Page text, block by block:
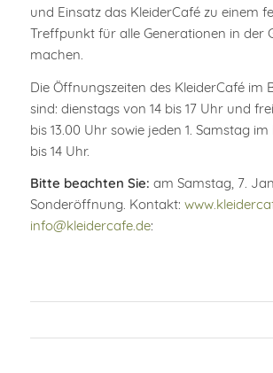
und Einsatz das KleiderCafé zu einem
Treffpunkt für alle Generationen in der
machen.
Die Öffnungszeiten des KleiderCafé im
sind: dienstags von 14 bis 17 Uhr und
bis 13.00 Uhr sowie jeden 1. Samstag im
bis 14 Uhr.
Bitte beachten Sie: am Samstag, 7.
Sonderöffnung. Kontakt:
info@kleidercafe.de: